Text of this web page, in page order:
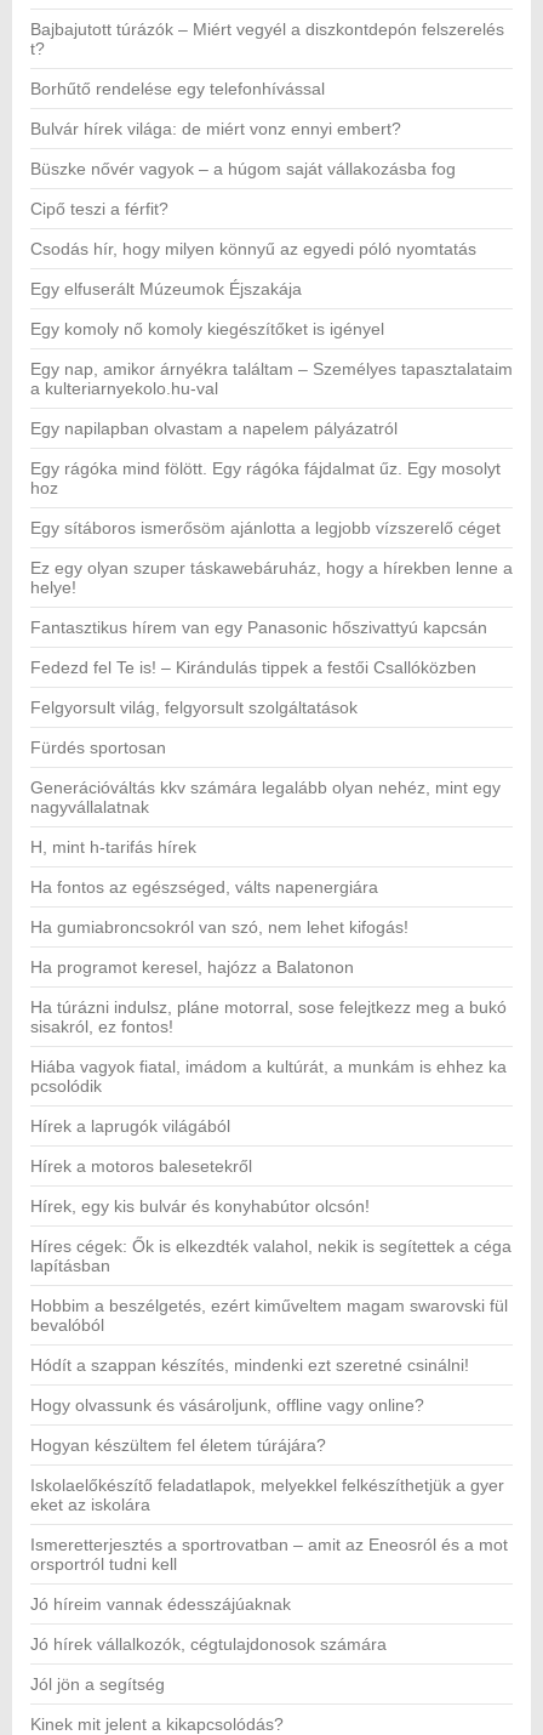
Bajbajutott túrázók – Miért vegyél a diszkontdepón felszerelés
t?
Borhűtő rendelése egy telefonhívással
Bulvár hírek világa: de miért vonz ennyi embert?
Büszke nővér vagyok – a húgom saját vállakozásba fog
Cipő teszi a férfit?
Csodás hír, hogy milyen könnyű az egyedi póló nyomtatás
Egy elfuserált Múzeumok Éjszakája
Egy komoly nő komoly kiegészítőket is igényel
Egy nap, amikor árnyékra találtam – Személyes tapasztalataim
a kulteriarnyekolo.hu-val
Egy napilapban olvastam a napelem pályázatról
Egy rágóka mind fölött. Egy rágóka fájdalmat űz. Egy mosolyt
hoz
Egy sítáboros ismerősöm ajánlotta a legjobb vízszerelő céget
Ez egy olyan szuper táskawebáruház, hogy a hírekben lenne a
helye!
Fantasztikus hírem van egy Panasonic hőszivattyú kapcsán
Fedezd fel Te is! – Kirándulás tippek a festői Csallóközben
Felgyorsult világ, felgyorsult szolgáltatások
Fürdés sportosan
Generációváltás kkv számára legalább olyan nehéz, mint egy
nagyvállalatnak
H, mint h-tarifás hírek
Ha fontos az egészséged, válts napenergiára
Ha gumiabroncsokról van szó, nem lehet kifogás!
Ha programot keresel, hajózz a Balatonon
Ha túrázni indulsz, pláne motorral, sose felejtkezz meg a bukó
sisakról, ez fontos!
Hiába vagyok fiatal, imádom a kultúrát, a munkám is ehhez ka
pcsolódik
Hírek a laprugók világából
Hírek a motoros balesetekről
Hírek, egy kis bulvár és konyhabútor olcsón!
Híres cégek: Ők is elkezdték valahol, nekik is segítettek a céga
lapításban
Hobbim a beszélgetés, ezért kiműveltem magam swarovski fül
bevalóból
Hódít a szappan készítés, mindenki ezt szeretné csinálni!
Hogy olvassunk és vásároljunk, offline vagy online?
Hogyan készültem fel életem túrájára?
Iskolaelőkészítő feladatlapok, melyekkel felkészíthetjük a gyer
eket az iskolára
Ismeretterjesztés a sportrovatban – amit az Eneosról és a mot
orsportról tudni kell
Jó híreim vannak édesszájúaknak
Jó hírek vállalkozók, cégtulajdonosok számára
Jól jön a segítség
Kinek mit jelent a kikapcsolódás?